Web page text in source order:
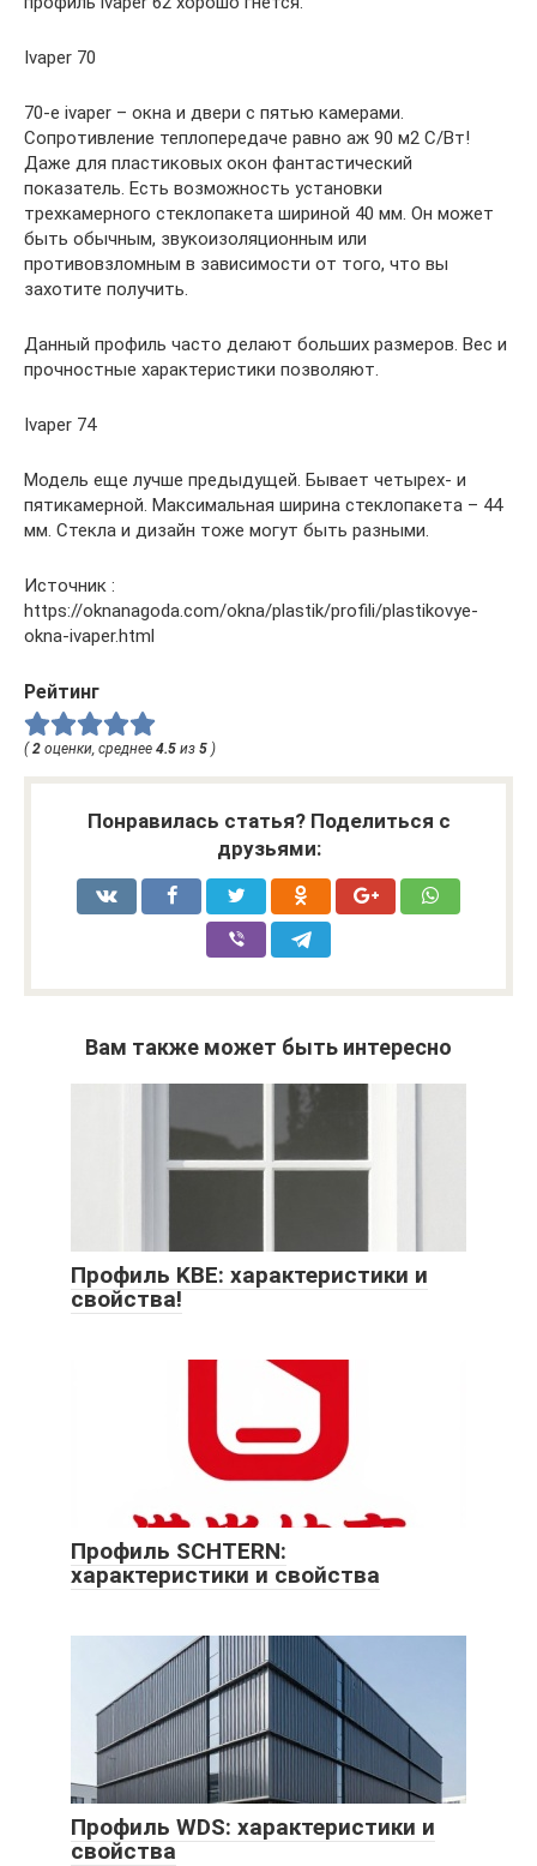
Ivaper 70
70-е ivaper – окна и двери с пятью камерами.
Сопротивление теплопередаче равно аж 90 м2 С/Вт!
Даже для пластиковых окон фантастический
показатель. Есть возможность установки
трехкамерного стеклопакета шириной 40 мм. Он может
быть обычным, звукоизоляционным или
противовзломным в зависимости от того, что вы
захотите получить.
Данный профиль часто делают больших размеров. Вес и
прочностные характеристики позволяют.
Ivaper 74
Модель еще лучше предыдущей. Бывает четырех- и
пятикамерной. Максимальная ширина стеклопакета – 44
мм. Стекла и дизайн тоже могут быть разными.
Источник :
https://oknanagoda.com/okna/plastik/profili/plastikovye-
okna-ivaper.html
Рейтинг
( 2 оценки, среднее 4.5 из 5 )
Понравилась статья? Поделиться с
друзьями:
Вам также может быть интересно
Профиль KBE: характеристики и
свойства!
Профиль SCHTERN:
характеристики и свойства
Профиль WDS: характеристики и
свойства